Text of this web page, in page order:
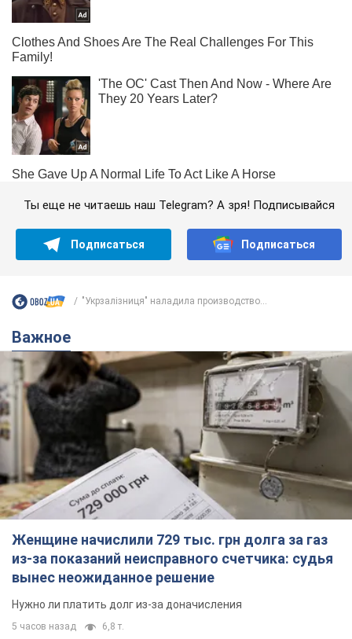
Ты еще не читаешь наш Telegram? А зря! Подписывайся
Подписаться Подписаться
"Укрзалізниця" наладила производство...
Важное
Женщине начислили 729 тыс. грн долга за газ
из-за показаний неисправного счетчика: судья
вынес неожиданное решение
Нужно ли платить долг из-за доначисления
5 часов назад 6,8 т.